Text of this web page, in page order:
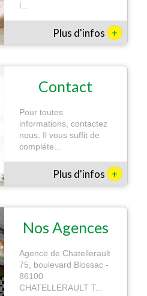
l...
Plus d'infos +
Contact
Pour toutes
informations, contactez
nous. Il vous suffit de
compléte...
Plus d'infos +
Nos Agences
Agence de Chatellerault
75, boulevard Blossac -
86100
CHATELLERAULT T...